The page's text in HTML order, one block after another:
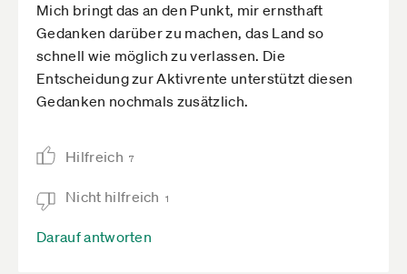
Mich bringt das an den Punkt, mir ernsthaft
Gedanken darüber zu machen, das Land so
schnell wie möglich zu verlassen. Die
Entscheidung zur Aktivrente unterstützt diesen
Gedanken nochmals zusätzlich.
Hilfreich 7
Nicht hilfreich 1
Darauf antworten